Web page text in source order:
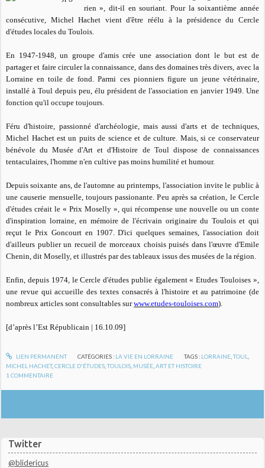
Twitter
@blidericus
rien » , dit-il en souriant. Pour la soixantième année
consécutive, Michel Hachet vient d'être réélu à la présidence du Cercle
d'études locales du Toulois.
En 1947-1948, un groupe d'amis crée une association dont le but est de
partager et faire circuler la connaissance, dans des domaines très divers, avec la
Lorraine en toile de fond. Parmi ces pionniers figure un jeune vétérinaire,
installé à Toul depuis peu, élu président de l'association en janvier 1949. Une
fonction qu'il occupe toujours.
Féru d'histoire, passionné d'archéologie, mais aussi d'arts et de techniques,
Michel Hachet est un puits de science et de culture. Mais, si ce conservateur
bénévole du Musée d'Art et d'Histoire de Toul dispose de connaissances
tentaculaires, l'homme n'en cultive pas moins humilité et humour.
Depuis soixante ans, de l'automne au printemps, l'association invite le public à
une causerie mensuelle, toujours passionante. Peu après sa création, le Cercle
d'études créait le « Prix Moselly », qui récompense une nouvelle ou un conte
d'inspiration lorraine, en mémoire de l'écrivain originaire du Toulois et qui
reçut le Prix Goncourt en 1907. D'ici quelques semaines, l'association doit
d'ailleurs publier un recueil de morceaux choisis puisés dans l'œuvre d'Emile
Chenin, dit Moselly, et illustrés par des tableaux issus des musées de la région.
Enfin, depuis 1974, le Cercle d'études publie également «Etudes Touloises »
une revue qui accueille des textes consacrés à l'histoire et au patrimoine (de
nombreux articles sont consultables surwww.etudes-touloises.com).
[d’après l’Est Républicain | 16.10.09]
LIEN PERMANENT CATÉGORIES : LA VIE EN LORRAINE TAGS : LORRAINE ,TOUL
MICHEL HACHET,CERCLE D'ÉTUDES ,TOULOIS MUSÉE ,ART ET HISTOIRE
1 COMMENTAIRE